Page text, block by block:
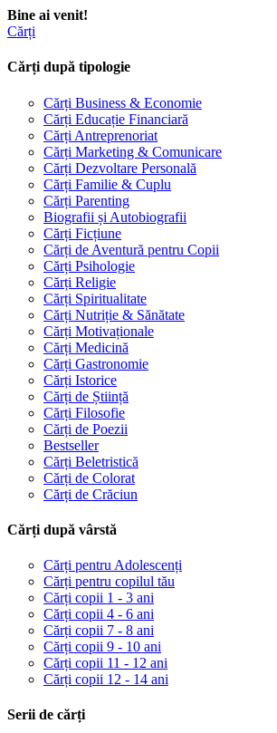
Bine ai venit!
Cărți
Cărți după tipologie
Cărți Business & Economie
Cărți Educație Financiară
Cărți Antreprenoriat
Cărți Marketing & Comunicare
Cărți Dezvoltare Personală
Cărți Familie & Cuplu
Cărți Parenting
Biografii și Autobiografii
Cărți Ficțiune
Cărți de Aventură pentru Copii
Cărți Psihologie
Cărți Religie
Cărți Spiritualitate
Cărți Nutriție & Sănătate
Cărți Motivaționale
Cărți Medicină
Cărți Gastronomie
Cărți Istorice
Cărți de Știință
Cărți Filosofie
Cărți de Poezii
Bestseller
Cărți Beletristică
Cărți de Colorat
Cărți de Crăciun
Cărți după vârstă
Cărți pentru Adolescenți
Cărți pentru copilul tău
Cărți copii 1 - 3 ani
Cărți copii 4 - 6 ani
Cărți copii 7 - 8 ani
Cărți copii 9 - 10 ani
Cărți copii 11 - 12 ani
Cărți copii 12 - 14 ani
Serii de cărți